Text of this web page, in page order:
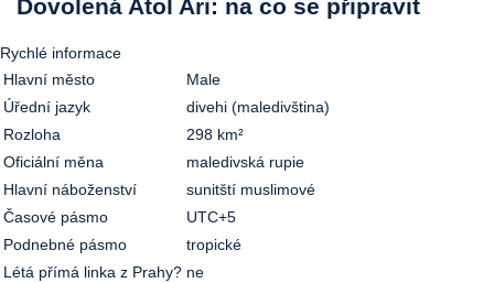
Dovolená Atol Ari: na co se připravit
Rychlé informace
Hlavní město
Male
Úřední jazyk
divehi (maledivština)
Rozloha
298 km²
Oficiální měna
maledivská rupie
Hlavní náboženství
sunitští muslimové
Časové pásmo
UTC+5
Podnebné pásmo
tropické
Létá přímá linka z Prahy? ne